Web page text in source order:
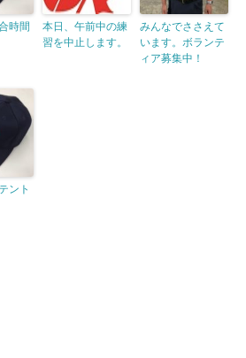
時間
本日、午前中の練
習を中止します。
みんなでささえて
います。ボランテ
ィア募集中！
ント